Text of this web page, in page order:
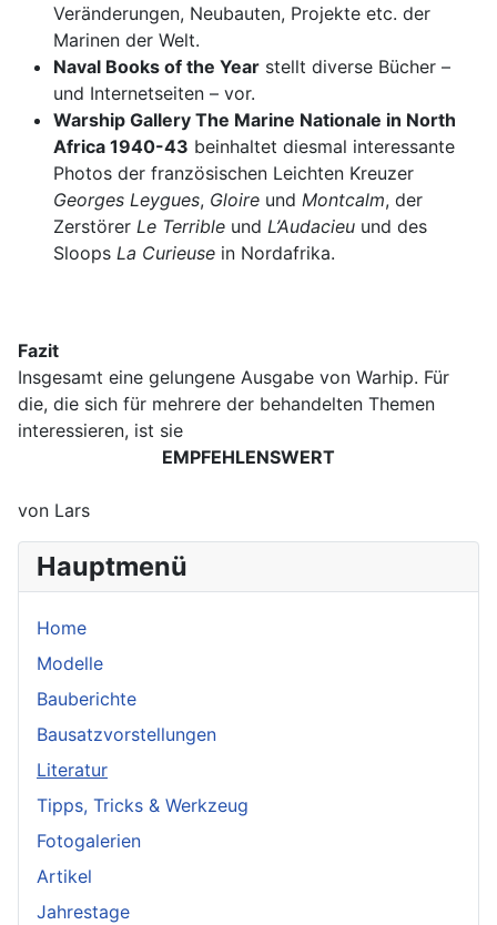
Hauptmenü
Home
Modelle
Bauberichte
Bausatzvorstellungen
Literatur
Tipps, Tricks & Werkzeug
Fotogalerien
Artikel
Jahrestage
Veränderungen, Neubauten, Projekte etc. der
Marinen der Welt.
Naval Books of the Year stellt diverse Bücher –
und Internetseiten – vor.
Warship Gallery The Marine Nationale in North
Africa 1940-43 beinhaltet diesmal interessante
Photos der französischen Leichten Kreuzer
Georges Leygues, Gloire und Montcalm, der
Zerstörer Le Terrible und L’Audacieu und des
Sloops La Curieuse in Nordafrika.
Fazit
Insgesamt eine gelungene Ausgabe von Warhip. Für
die, die sich für mehrere der behandelten Themen
interessieren, ist sie
EMPFEHLENSWERT
von Lars